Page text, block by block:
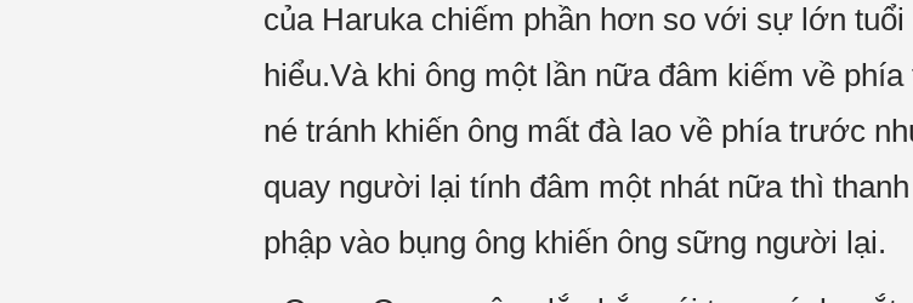
của Haruka chiếm phần hơn so với sự lớn tuổi
hiểu.Và khi ông một lần nữa đâm kiếm về
né tránh khiến ông mất đà lao về phía trước
quay người lại tính đâm một nhát nữa thì
phập vào bụng ông khiến ông sững người lại.